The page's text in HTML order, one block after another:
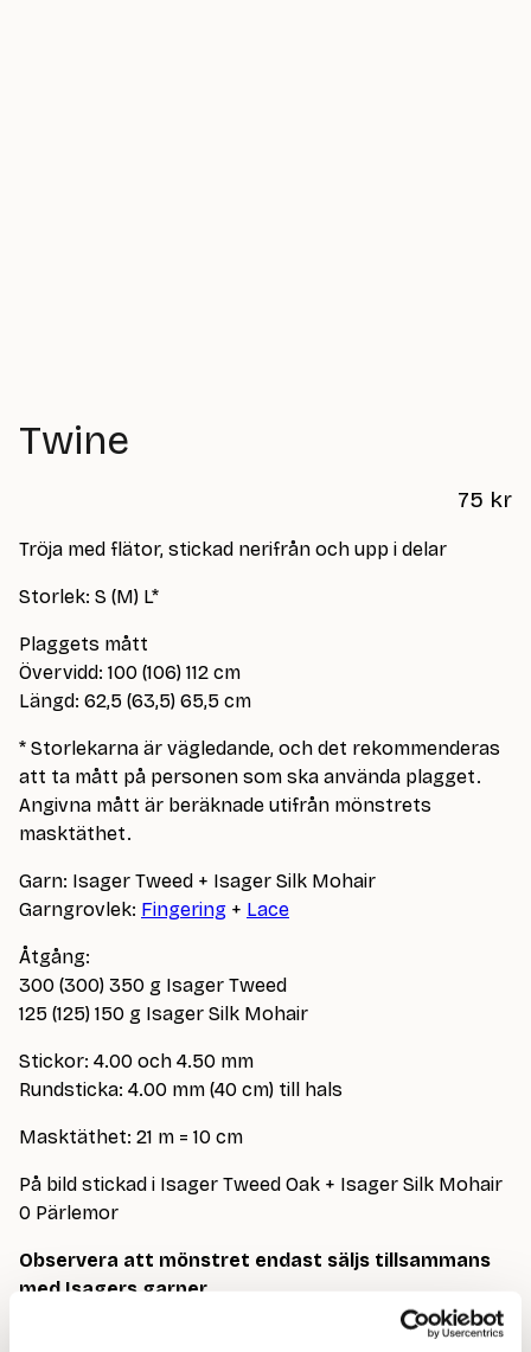
Twine
75 kr
Tröja med flätor, stickad nerifrån och upp i delar
Storlek: S (M) L*
Plaggets mått
Övervidd: 100 (106) 112 cm
Längd: 62,5 (63,5) 65,5 cm
* Storlekarna är vägledande, och det rekommenderas
att ta mått på personen som ska använda plagget.
Angivna mått är beräknade utifrån mönstrets
masktäthet.
Garn: Isager Tweed + Isager Silk Mohair
Garngrovlek: Fingering + Lace
Åtgång:
300 (300) 350 g Isager Tweed
125 (125) 150 g Isager Silk Mohair
Stickor: 4.00 och 4.50 mm
Rundsticka: 4.00 mm (40 cm) till hals
Masktäthet: 21 m = 10 cm
På bild stickad i Isager Tweed Oak + Isager Silk Mohair
0 Pärlemor
Observera att mönstret endast säljs tillsammans
med Isagers garner.